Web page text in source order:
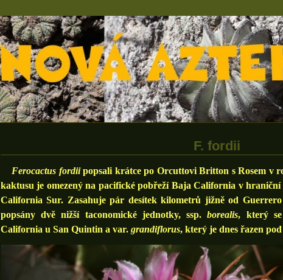
F. fordii
Ferocactus fordiipopsali krátce po Orcuttovi Britton s Rosem v
kaktusu je omezený na pacifické pobřeží Baja California v
California Sur. Zasahuje pár desítek kilometrů jižně od
popsány dvě nižší taconomické jednotky, ssp.borealis, který
California u San Quintin a var. grandiflorus, který je dnes řazen pod